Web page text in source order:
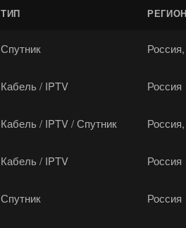
ТИП
Спутник
Кабель / IPTV Россия
Кабель / IPTV / Спутник
Кабель / IPTV Россия
Спутник Россия